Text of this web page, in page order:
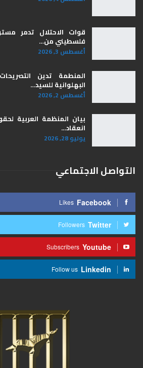
فلسطيني من…
أغسطس 3, 2026
المنطمة تدين
البهلوانية للسيد…
أغسطس 2, 2026
بيان المنظمة العربية
انعقاد…
يوليو 28, 2026
التواصل الاجتماعي
Facebook
Likes
Twitter
Followers
Youtube
Subscribers
Linkedin
Follow us